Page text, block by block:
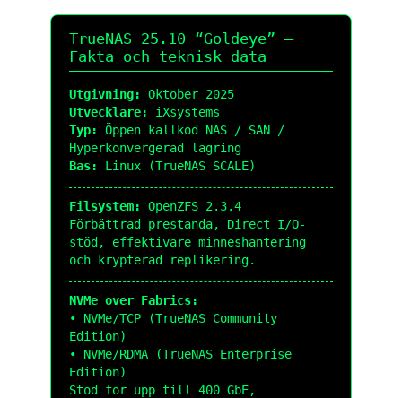
TrueNAS 25.10 “Goldeye” —
Fakta och teknisk data
Utgivning:
Oktober 2025
Utvecklare:
iXsystems
Typ:
Öppen källkod NAS / SAN /
Hyperkonvergerad lagring
Bas:
Linux (TrueNAS SCALE)
Filsystem:
OpenZFS 2.3.4
Förbättrad prestanda, Direct I/O-
stöd, effektivare minneshantering
och krypterad replikering.
NVMe over Fabrics:
• NVMe/TCP (TrueNAS Community
Edition)
• NVMe/RDMA (TrueNAS Enterprise
Edition)
Stöd för upp till 400 GbE,